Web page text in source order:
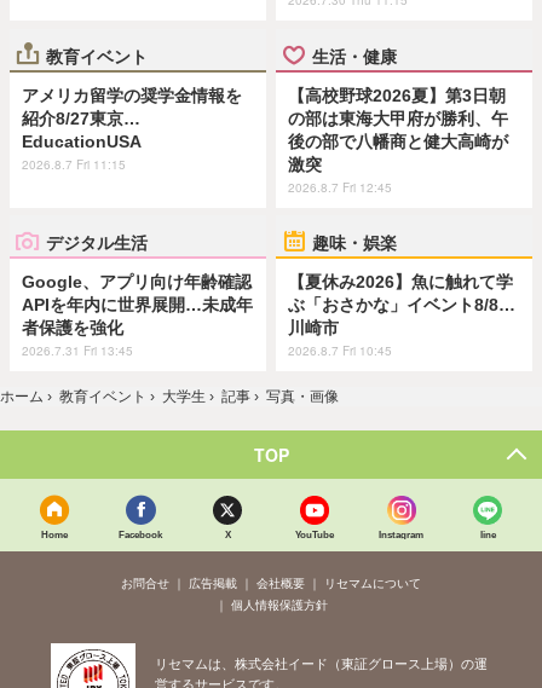
教育イベント
アメリカ留学の奨学金情報を
紹介8/27東京…
EducationUSA
2026.8.7 Fri 11:15
生活・健康
【高校野球2026夏】第3日朝
の部は東海大甲府が勝利、午
後の部で八幡商と健大高崎が
激突
2026.8.7 Fri 12:45
デジタル生活
Google、アプリ向け年齢確認
APIを年内に世界展開…未成年
者保護を強化
2026.7.31 Fri 13:45
趣味・娯楽
【夏休み2026】魚に触れて学
ぶ「おさかな」イベント8/8…
川崎市
2026.8.7 Fri 10:45
ホーム › 教育イベント › 大学生 › 記事 › 写真・画像
TOP
Home Facebook X YouTube Instagram line
お問合せ 広告掲載 会社概要
リセマムについて
個人情報保護方針
リセマムは、株式会社イード（東証グロース上場）の運
営するサービスです。